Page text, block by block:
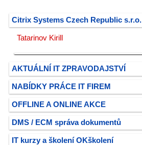
Citrix Systems Czech Republic s.r.o.
Tatarinov Kirill
AKTUÁLNÍ IT ZPRAVODAJSTVÍ
NABÍDKY PRÁCE IT FIREM
OFFLINE A ONLINE AKCE
DMS / ECM správa dokumentů
IT kurzy a školení OKškolení